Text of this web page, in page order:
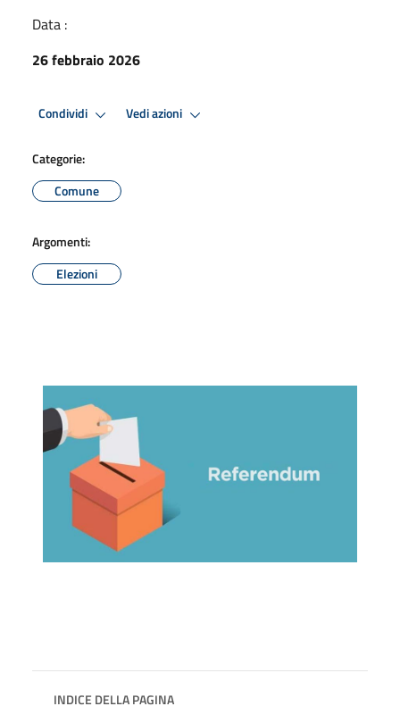
Data :
26 febbraio 2026
Condividi Vedi azioni
Categorie:
Comune
Argomenti:
Elezioni
INDICE DELLA PAGINA